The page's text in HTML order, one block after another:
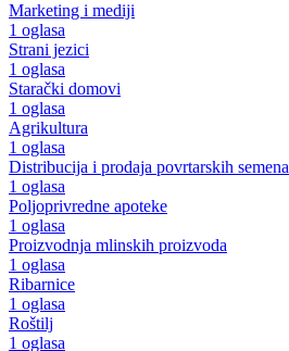
Marketing i mediji
1 oglasa
Strani jezici
1 oglasa
Starački domovi
1 oglasa
Agrikultura
1 oglasa
Distribucija i prodaja povrtarskih semena
1 oglasa
Poljoprivredne apoteke
1 oglasa
Proizvodnja mlinskih proizvoda
1 oglasa
Ribarnice
1 oglasa
Roštilj
1 oglasa